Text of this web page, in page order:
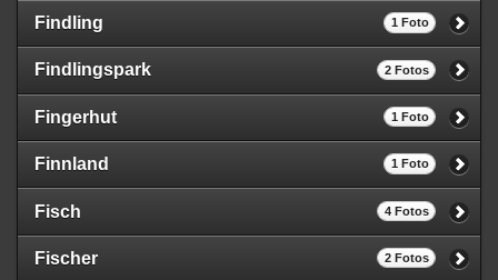
Findling 1 Foto
Findlingspark 2 Fotos
Fingerhut 1 Foto
Finnland 1 Foto
Fisch 4 Fotos
Fischer 2 Fotos